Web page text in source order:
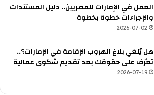
العمل في الإمارات للمصريين.. دليل المستندات
والإجراءات خطوة بخطوة
2026-07-02
هل يُلغي بلاغ الهروب الإقامة في الإمارات؟..
تعرّف على حقوقك بعد تقديم شكوى عمالية
2026-07-19